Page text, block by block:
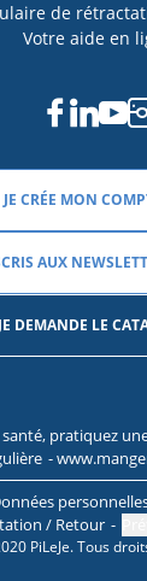
de
Votre aide en
Facebook
Linkedin
JE CRÉE MON
AUX
JE DEMANDE LE
pratiquez
-
/ Retour
PiLeJe. Tous